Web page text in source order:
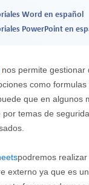
Word en español
PowerPoint en
nos permite
como
que en algunos
por temas de
podremos
externo ya que es